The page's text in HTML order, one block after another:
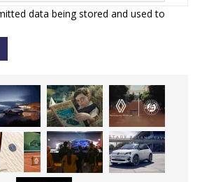
data being stored and used to